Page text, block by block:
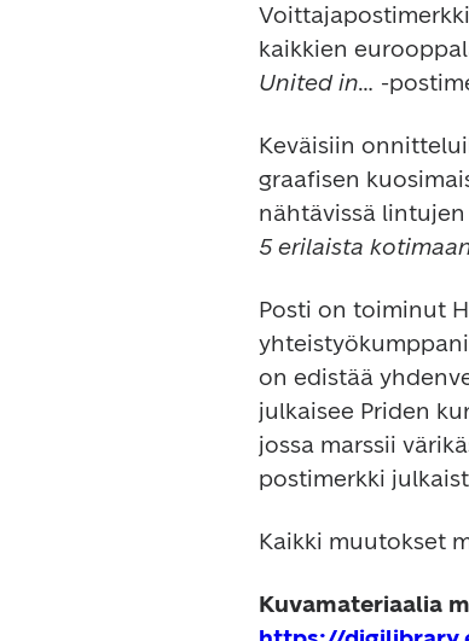
kaikkien
United in… -
Keväisiin
graafisen
nähtävissä
5 erilaista
Posti on toiminut
on edistää
julkaisee Priden
jossa marssii
postimerkki
Kaikki muutokset